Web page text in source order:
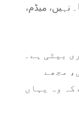
نہیں، میڈم،
بیٹی ہے۔
مجھے
کہ وہ یہاں